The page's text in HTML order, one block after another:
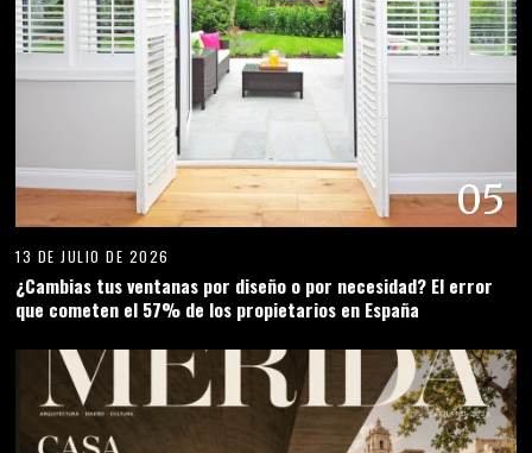
05
13 DE JULIO DE 2026
¿Cambias tus ventanas por diseño o por necesidad? El error
que cometen el 57% de los propietarios en España